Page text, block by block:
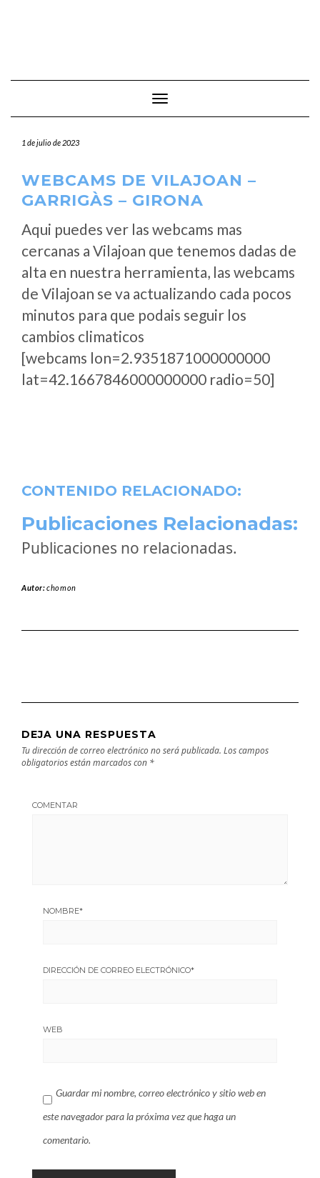
Cambiar modo de navegación
1 de julio de 2023
WEBCAMS DE VILAJOAN –
GARRIGÀS – GIRONA
Aqui puedes ver las webcams mas
cercanas a Vilajoan que tenemos dadas de
alta en nuestra herramienta, las webcams
de Vilajoan se va actualizando cada pocos
minutos para que podais seguir los
cambios climaticos
[webcams lon=2.9351871000000000
lat=42.1667846000000000 radio=50]
CONTENIDO RELACIONADO:
Publicaciones Relacionadas:
Publicaciones no relacionadas.
Autor:chomon
DEJA UNA RESPUESTA
Tu dirección de correo electrónico no será publicada. Los campos
obligatorios están marcados con *
COMENTAR
NOMBRE*
DIRECCIÓN DE CORREO ELECTRÓNICO*
WEB
Guardar mi nombre, correo electrónico y sitio web en
este navegador para la próxima vez que haga un
comentario.